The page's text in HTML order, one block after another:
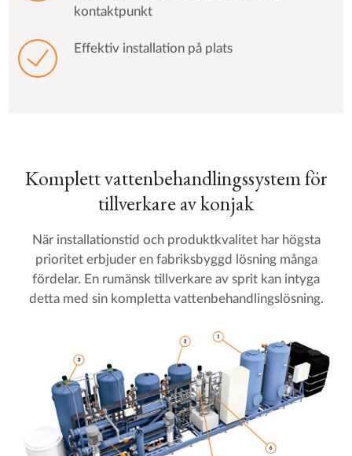
kontaktpunkt
Effektiv installation på plats
Komplett vattenbehandlingssystem för
tillverkare av konjak
När installationstid och produktkvalitet har högsta
prioritet erbjuder en fabriksbyggd lösning många
fördelar. En rumänsk tillverkare av sprit kan intyga
detta med sin kompletta vattenbehandlingslösning.